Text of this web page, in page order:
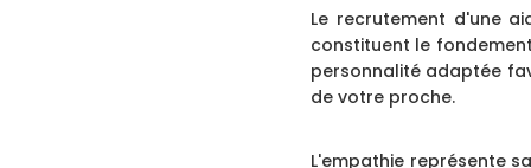
Le recrutement d'une
constituent le
personnalité adaptée
de votre proche.
L'empathie représente